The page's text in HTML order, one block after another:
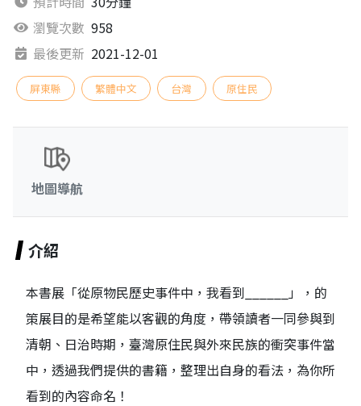
瀏覽次數 958
最後更新 2021-12-01
屏東縣 繁體中文 台灣 原住民
地圖導航
介紹
本書展「從原物民歷史事件中，我看到______」，的
策展目的是希望能以客觀的角度，帶領讀者一同參與到
清朝、日治時期，臺灣原住民與外來民族的衝突事件當
中，透過我們提供的書籍，整理出自身的看法，為你所
看到的內容命名！